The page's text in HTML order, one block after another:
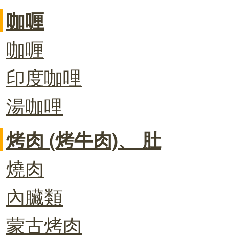
咖喱
咖喱
印度咖哩
湯咖哩
烤肉 (烤牛肉)、 肚
燒肉
內臟類
蒙古烤肉